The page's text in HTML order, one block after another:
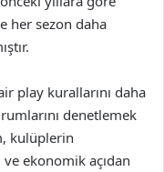
her sezon daha
play kurallarını daha
denetlemek
kulüplerin
ekonomik açıdan